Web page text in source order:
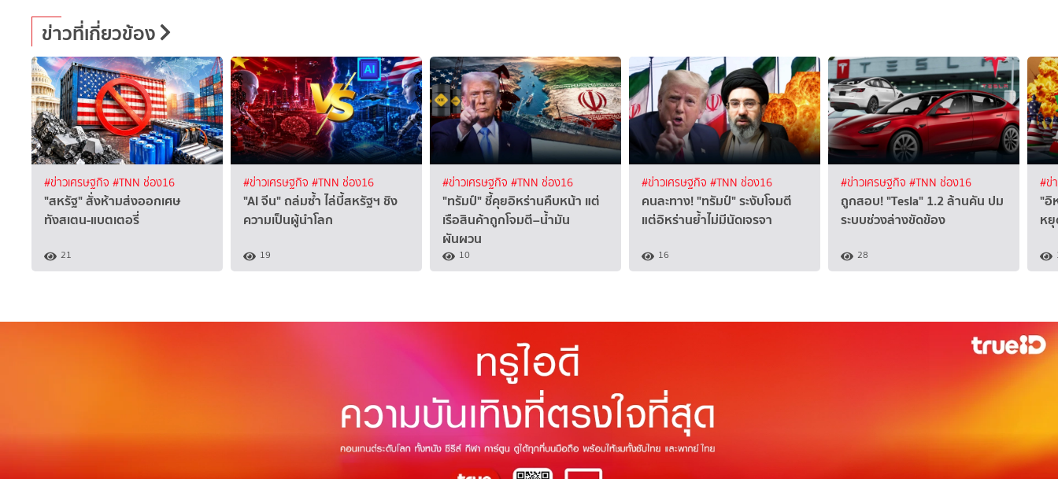
ข่าวที่เกี่ยวข้อง
#ข่าวเศรษฐกิจ #TNN ช่อง16
"สหรัฐ" สั่งห้ามส่งออกเศษ
ทังสเตน-แบตเตอรี่
21
#ข่าวเศรษฐกิจ #TNN ช่อง16
"AI จีน" ถล่มซ้ำ ไล่บี้สหรัฐฯ ชิง
ความเป็นผู้นำโลก
19
#ข่าวเศรษฐกิจ #TNN ช่อง16
"ทรัมป์" ชี้คุยอิหร่านคืบหน้า แต่
เรือสินค้าถูกโจมตี–น้ำมัน
ผันผวน
10
#ข่าวเศรษฐกิจ #TNN ช่อง16
คนละทาง! "ทรัมป์" ระงับโจมตี
แต่อิหร่านย้ำไม่มีนัดเจรจา
16
#ข่าวเศรษฐกิจ #TNN ช่อง16
ถูกสอบ! "Tesla" 1.2 ล้านคัน ปม
ระบบช่วงล่างขัดข้อง
28
#ข่
"อิ
ห